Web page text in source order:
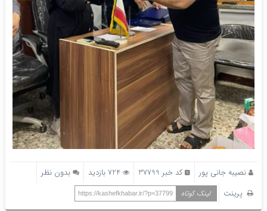
نصیبه جانی پور کد خبر 37799 724 بازدید
بدون نظر
پرینت
لینک کوتاه https://kashefkhabar.ir/?p=37799